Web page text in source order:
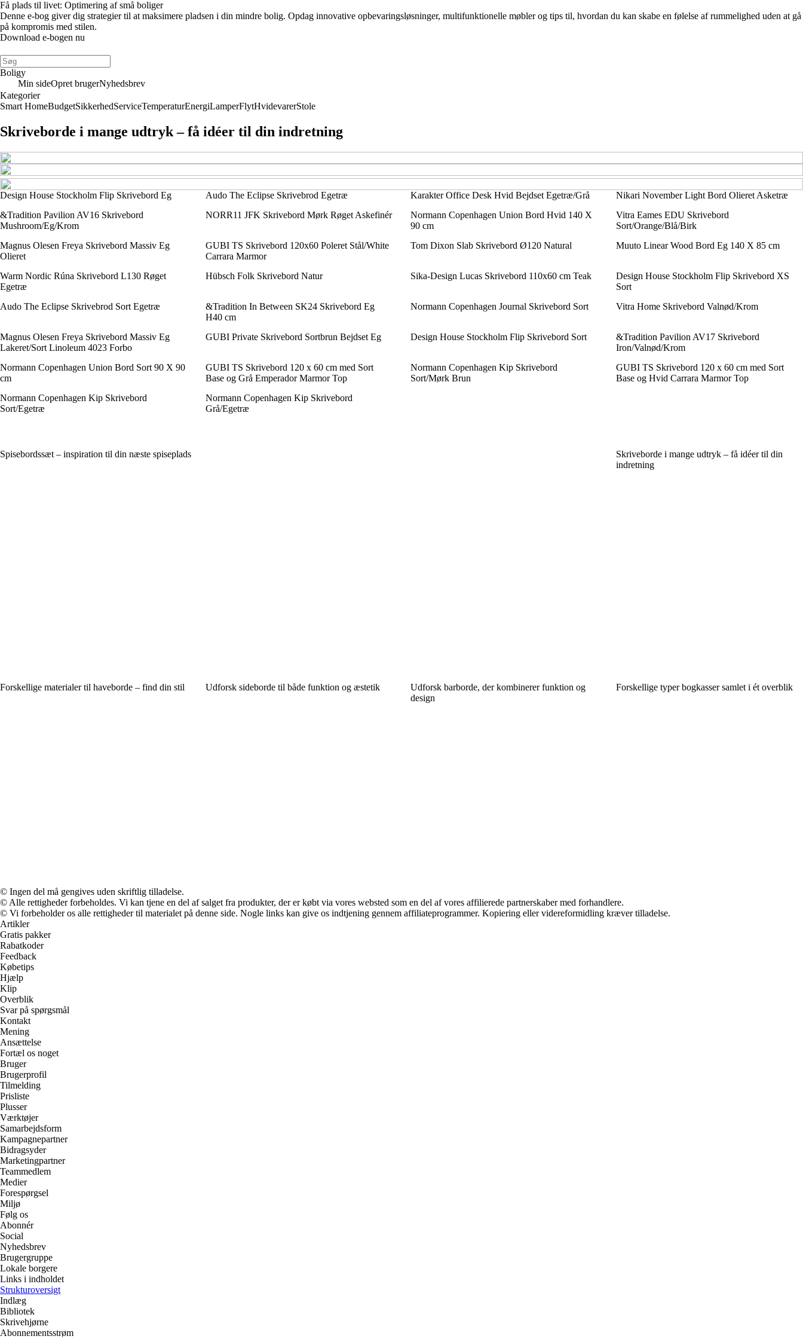
Få plads til livet: Optimering af små boliger
Denne e-bog giver dig strategier til at maksimere pladsen i din mindre bolig. Opdag innovative opbevaringsløsninger, multifunktionelle møbler og tips til, hvordan du kan skabe en følelse af rummelighed uden at gå
på kompromis med stilen.
Download e-bogen nu
Boligy
Min sideOpret brugerNyhedsbrev
Kategorier
Smart HomeBudgetSikkerhedServiceTemperaturEnergiLamperFlytHvidevarerStole
Skriveborde i mange udtryk – få idéer til din indretning
Design House Stockholm Flip Skrivebord Eg Audo The Eclipse Skrivebrod Egetræ Karakter Office Desk Hvid Bejdset Egetræ/Grå
Nikari November Light Bord Olieret Asketræ
&Tradition Pavilion AV16 Skrivebord
Mushroom/Eg/Krom
NORR11 JFK Skrivebord Mørk Røget Askefinér
Normann Copenhagen Union Bord Hvid 140 X
90 cm
Vitra Eames EDU Skrivebord
Sort/Orange/Blå/Birk
Magnus Olesen Freya Skrivebord Massiv Eg
Olieret
GUBI TS Skrivebord 120x60 Poleret Stål/White
Carrara Marmor
Tom Dixon Slab Skrivebord Ø120 Natural Muuto Linear Wood Bord Eg 140 X 85 cm
Warm Nordic Rúna Skrivebord L130 Røget
Egetræ
Hübsch Folk Skrivebord Natur Sika-Design Lucas Skrivebord 110x60 cm Teak
Design House Stockholm Flip Skrivebord XS
Sort
Audo The Eclipse Skrivebrod Sort Egetræ
&Tradition In Between SK24 Skrivebord Eg
H40 cm
Normann Copenhagen Journal Skrivebord Sort Vitra Home Skrivebord Valnød/Krom
Magnus Olesen Freya Skrivebord Massiv Eg
Lakeret/Sort Linoleum 4023 Forbo
GUBI Private Skrivebord Sortbrun Bejdset Eg Design House Stockholm Flip Skrivebord Sort
&Tradition Pavilion AV17 Skrivebord
Iron/Valnød/Krom
Normann Copenhagen Union Bord Sort 90 X 90
cm
GUBI TS Skrivebord 120 x 60 cm med Sort
Base og Grå Emperador Marmor Top
Normann Copenhagen Kip Skrivebord
Sort/Mørk Brun
GUBI TS Skrivebord 120 x 60 cm med Sort
Base og Hvid Carrara Marmor Top
Normann Copenhagen Kip Skrivebord
Sort/Egetræ
Normann Copenhagen Kip Skrivebord
Grå/Egetræ
Spisebordssæt – inspiration til din næste spiseplads
Skriveborde i mange udtryk – få idéer til din
indretning
Forskellige materialer til haveborde – find din stil Udforsk sideborde til både funktion og æstetik
Udforsk barborde, der kombinerer funktion og
design
Forskellige typer bogkasser samlet i ét overblik
© Ingen del må gengives uden skriftlig tilladelse.
© Alle rettigheder forbeholdes. Vi kan tjene en del af salget fra produkter, der er købt via vores websted som en del af vores affilierede partnerskaber med forhandlere.
© Vi forbeholder os alle rettigheder til materialet på denne side. Nogle links kan give os indtjening gennem affiliateprogrammer. Kopiering eller videreformidling kræver tilladelse.
Artikler
Gratis pakker
Rabatkoder
Feedback
Købetips
Hjælp
Klip
Overblik
Svar på spørgsmål
Kontakt
Mening
Ansættelse
Fortæl os noget
Bruger
Brugerprofil
Tilmelding
Prisliste
Plusser
Værktøjer
Samarbejdsform
Kampagnepartner
Bidragsyder
Marketingpartner
Teammedlem
Medier
Forespørgsel
Miljø
Følg os
Abonnér
Social
Nyhedsbrev
Brugergruppe
Lokale borgere
Links i indholdet
Strukturoversigt
Indlæg
Bibliotek
Skrivehjørne
Abonnementsstrøm